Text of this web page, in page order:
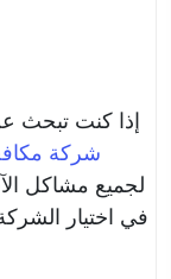
إذا كنت تبحث
شركة
لجميع مشاكل
في اختيار